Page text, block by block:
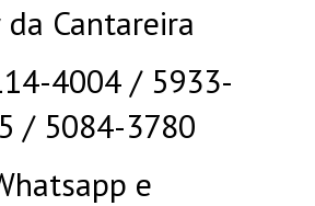
da Cantareira
4004 / 5933-
/ 5084-3780
e